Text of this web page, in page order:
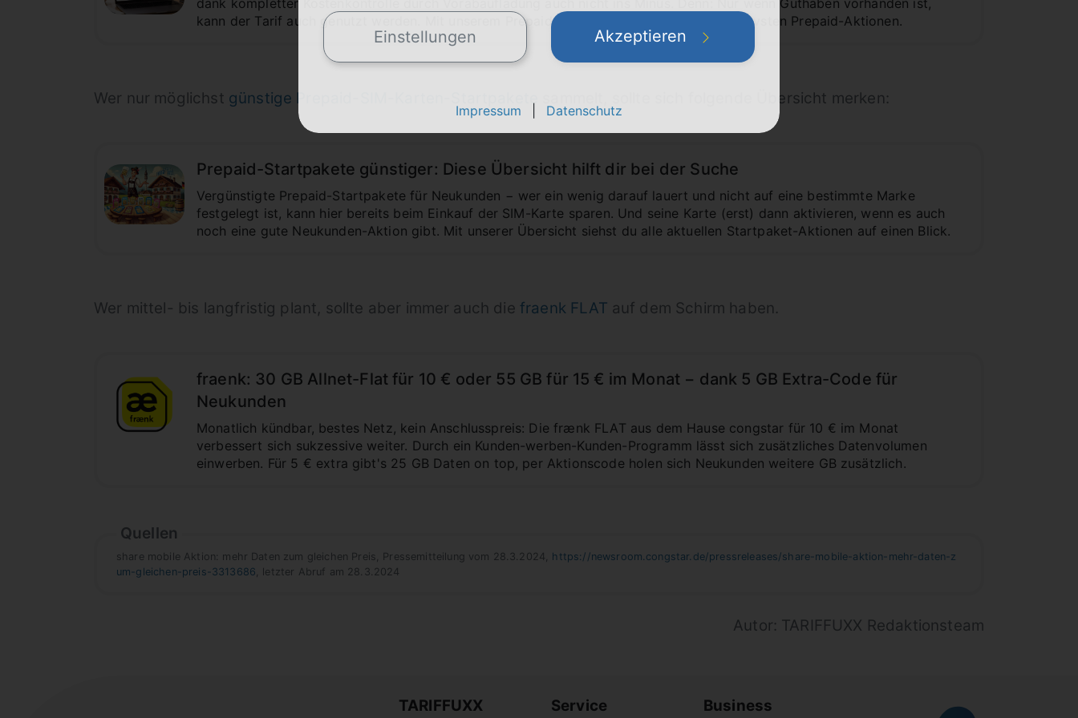
dank kompletter Kostenkontrolle durch Vorabaufladung auch nicht ins Minus. Denn: Nur wenn Guthaben vorhanden ist,
kann der Tarif auch genutzt werden. Mit unserem Prepaid-Vergleich findest du die attraktivsten Prepaid-Aktionen.
Wer nur möglichst günstige Prepaid-SIM-Karten-Startpakete sammelt, sollte sich folgende Übersicht merken:
Prepaid-Startpakete günstiger: Diese Übersicht hilft dir bei der Suche
Vergünstigte Prepaid-Startpakete für Neukunden − wer ein wenig darauf lauert und nicht auf eine bestimmte Marke
festgelegt ist, kann hier bereits beim Einkauf der SIM-Karte sparen. Und seine Karte (erst) dann aktivieren, wenn es auch
noch eine gute Neukunden-Aktion gibt. Mit unserer Übersicht siehst du alle aktuellen Startpaket-Aktionen auf einen Blick.
Wer mittel- bis langfristig plant, sollte aber immer auch die fraenk FLAT auf dem Schirm haben.
fraenk: 30 GB Allnet-Flat für 10 € oder 55 GB für 15 € im Monat − dank 5 GB Extra-Code für
Neukunden
Monatlich kündbar, bestes Netz, kein Anschlusspreis: Die frænk FLAT aus dem Hause congstar für 10 € im Monat
verbessert sich sukzessive weiter. Durch ein Kunden-werben-Kunden-Programm lässt sich zusätzliches Datenvolumen
einwerben. Für 5 € extra gibt's 25 GB Daten on top, per Aktionscode holen sich Neukunden weitere GB zusätzlich.
Quellen
share mobile Aktion: mehr Daten zum gleichen Preis, Pressemitteilung vom 28.3.2024, https://newsroom.congstar.de/pressreleases/share-mobile-aktion-mehr-daten-z
um-gleichen-preis-3313686 , letzter Abruf am 28.3.2024
Autor: TARIFFUXX Redaktionsteam
TARIFFUXX Service Business
Einstellungen Akzeptieren
Impressum Datenschutz